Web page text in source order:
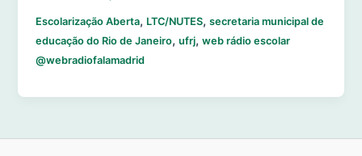
Escolarização Aberta, LTC/NUTES,secretaria municipal de
educação do Rio de Janeiro,ufrj,web rádio escolar
@webradiofalamadrid